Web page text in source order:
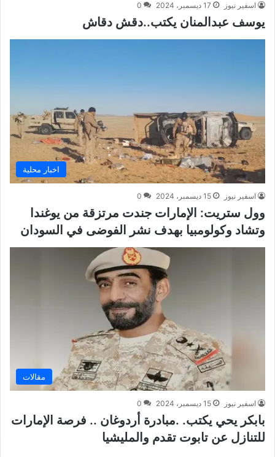
اسفير نيوز 17 ديسمبر، 2024 0
يوسف عبدالمنان يكتب..دقش دقاش
اخبار محلية
اسفير نيوز 15 ديسمبر، 2024 0
وول ستريت: الإمارات جندت مرتزقة من يوغندا
وتشاد وكولومبيا بهدف نشر الفوضى في السودان
مقالات
اسفير نيوز 15 ديسمبر، 2024 0
بابكر يحي يكتب. .مبادرة أردوغان .. فرصة الإمارات
للتنازل عن تابوت تقدم والمليشيا